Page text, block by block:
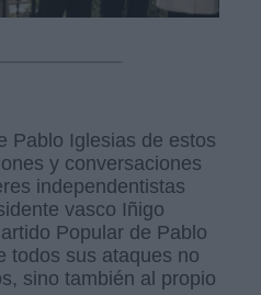
Pablo Iglesias de estos
y conversaciones
independentistas
vasco Iñigo
Popular de Pablo
todos sus ataques no
sino también al propio